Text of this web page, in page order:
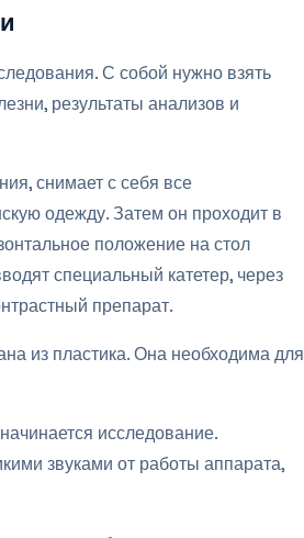
С собой нужно взять
результаты анализов и
снимает с себя все
одежду. Затем он проходит в
положение на стол
специальный катетер, через
препарат.
из пластика. Она необходима для
исследование.
звуками от работы аппарата,